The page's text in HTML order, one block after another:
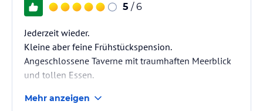
5 / 6
Jederzeit wieder.
Kleine aber feine Frühstückspension.
Angeschlossene Taverne mit traumhaften Meerblick
und tollen Essen.
Mehr anzeigen